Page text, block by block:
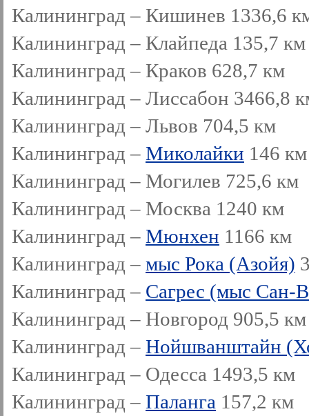
Калининград – Кишинев 1336,6
Калининград – Клайпеда 135,7 км
Калининград – Краков 628,7 км
Калининград – Лиссабон 3466,8
Калининград – Львов 704,5 км
Калининград – Миколайки 146 км
Калининград – Могилев 725,6 км
Калининград – Москва 1240 км
Калининград – Мюнхен 1166 км
Калининград – мыс Рока (Азойя)
Калининград – Сагрес (мыс Сан-
Калининград – Новгород 905,5 км
Калининград – Нойшванштайн
Калининград – Одесса 1493,5 км
Калининград – Паланга 157,2 км